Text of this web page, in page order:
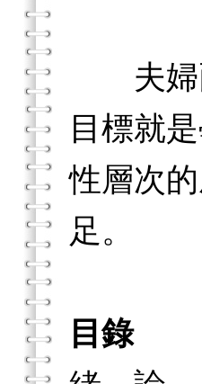
夫婦兩
目標就
性層次
足。
目錄